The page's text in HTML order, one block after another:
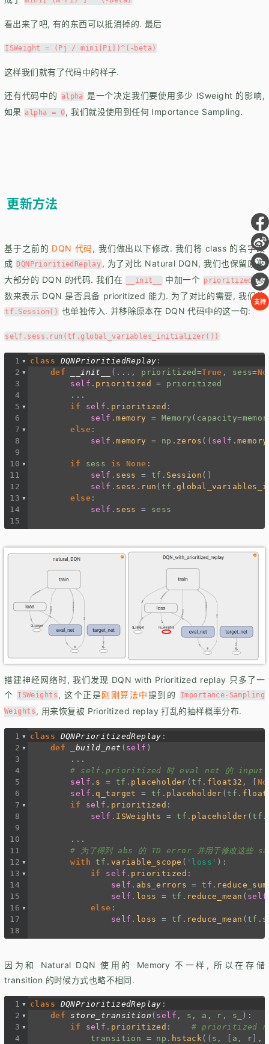
支持
看出来了吧, 有的东西可以抵消掉的. 最后
ISWeight = (Pj / mini[Pi])^(-beta)
这样我们就有了代码中的样子.
还有代码中的 alpha 是一个决定我们要使用多少 ISweight 的影响,
如果 alpha = 0, 我们就没使用到任何 Importance Sampling.
更新方法
基于之前的 DQN 代码, 我们做出以下修改. 我们将 class 的名字改
成 DQNPrioritiedReplay , 为了对比 Natural DQN, 我们也保留原来
大部分的 DQN 的代码. 我们在
__init__ 中加一个 prioritized 参
数来表示 DQN 是否具备 prioritized 能力. 为了对比的需要, 我们的
tf.Session() 也单独传入. 并移除原本在 DQN 代码中的这一句:
self.sess.run(tf.global_variables_initializer())
1 class DQNPrioritiedReplay :
2
def __init__ ( ... , prioritized =True , sess=
3
self . prioritized =
prioritized
4
...
5
if self . prioritized :
6
self .memory = Memory ( capacity=
7
else :
8
self .memory = np . zeros (( self .
9
10
if sess is None :
11
self . sess = tf . Session ()
12
self . sess . run ( tf .
13
else :
14
self . sess =
sess
15
搭建神经网络时, 我们发现 DQN with Prioritized replay 只多了一
个
ISWeights , 这个正是刚刚算法中提到的
Importance-Sampling
Weights , 用来恢复被 Prioritized replay 打乱的抽样概率分布.
1 class DQNPrioritizedReplay :
2
def _build_net ( self )
3
...
4
# self.prioritized 时 eval net 的 input 多
5
self . s = tf . placeholder ( tf . float32 , [
6
self . q_target = tf . placeholder ( tf .
7
if self . prioritized :
8
self . ISWeights = tf . placeholder( tf .
9
10
...
11
# 为了得到 abs 的 TD error 并用于修改这些
12
with tf . variable_scope ( 'loss' ):
13
if self . prioritized :
14
self . abs_errors = tf . reduce_sum
15
self . loss = tf . reduce_mean ( self
16
else :
17
self . loss = tf . reduce_mean ( tf .
18
因为和 Natural DQN 使用的 Memory 不一样, 所以在存储
transition 的时候方式也略不相同.
1 class DQNPrioritizedReplay :
2
def store_transition ( self , s , a , r , s_
):
3
if self . prioritized : # prioritized
4
transition = np . hstack (( s , [ a , r],